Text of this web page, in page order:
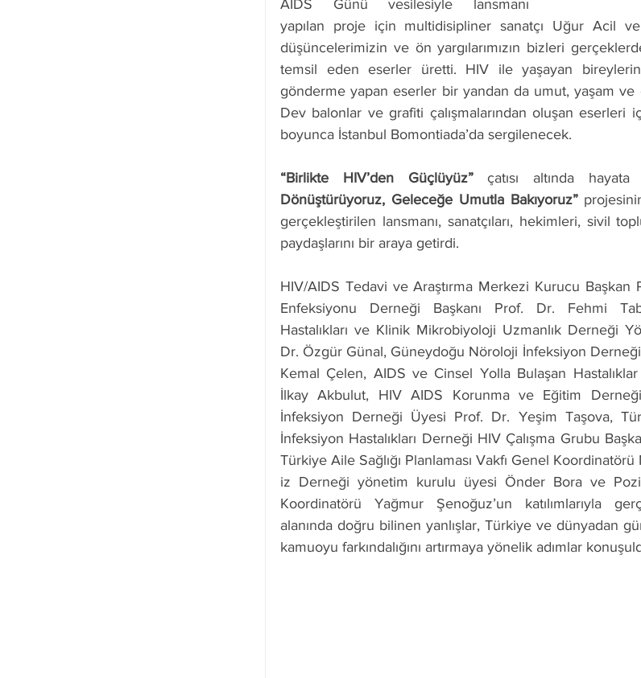
AIDS Günü vesilesiyle lansmanı
yapılan
proje için multidisipliner sanatçı Uğur Acil ve
düşüncelerimizin ve ön yargılarımızın bizleri
temsil eden eserler üretti. HIV ile yaşayan bireylerin
gönderme yapan eserler bir yandan da umut, yaşam ve
Dev balonlar ve grafiti çalışmalarından oluşan eserleri
boyunca İstanbul Bomontiada’da sergilenecek.
“Birlikte HIV’den Güçlüyüz” çatısı altında
Dönüştürüyoruz, Geleceğe Umutla Bakıyoruz”
gerçekleştirilen lansmanı, sanatçıları, hekimleri, sivil
paydaşlarını bir araya getirdi.
HIV/AIDS Tedavi ve Araştırma Merkezi Kurucu Başkan
Enfeksiyonu Derneği Başkanı Prof. Dr. Fehmi
Hastalıkları ve Klinik Mikrobiyoloji Uzmanlık Derneği
Dr. Özgür Günal, Güneydoğu Nöroloji İnfeksiyon Derneği
Kemal Çelen, AIDS ve Cinsel Yolla Bulaşan
İlkay Akbulut, HIV AIDS Korunma ve Eğitim
İnfeksiyon Derneği Üyesi Prof. Dr. Yeşim Taşova,
İnfeksiyon Hastalıkları Derneği HIV Çalışma Grubu
Türkiye Aile Sağlığı Planlaması Vakfı Genel
iz Derneği yönetim kurulu üyesi Önder Bora ve
Koordinatörü Yağmur Şenoğuz’un katılımlarıyla
alanında doğru bilinen yanlışlar, Türkiye ve dünyadan
kamuoyu farkındalığını artırmaya yönelik adımlar